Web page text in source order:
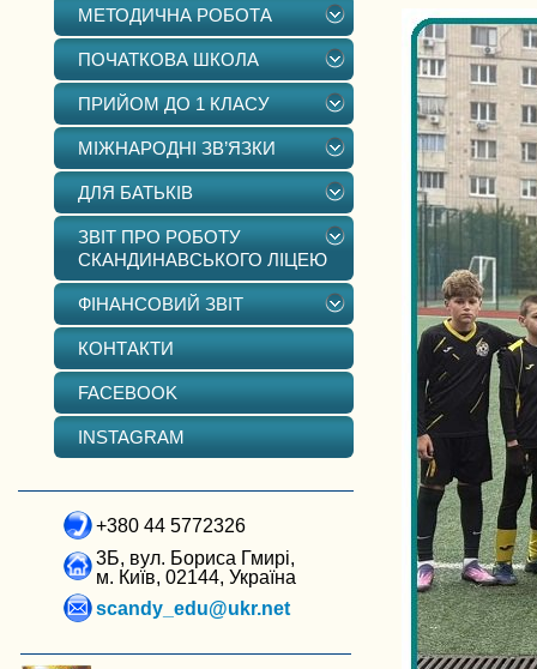
МЕТОДИЧНА РОБОТА
ПОЧАТКОВА ШКОЛА
ПРИЙОМ ДО 1 КЛАСУ
МІЖНАРОДНІ ЗВ’ЯЗКИ
ДЛЯ БАТЬКІВ
ЗВІТ ПРО РОБОТУ
СКАНДИНАВСЬКОГО ЛІЦЕЮ
ФІНАНСОВИЙ ЗВІТ
КОНТАКТИ
FACEBOOK
INSTAGRAM
+380 44 5772326
3Б, вул. Бориса Гмирі,
м. Київ, 02144, Україна
scandy_edu@ukr.net